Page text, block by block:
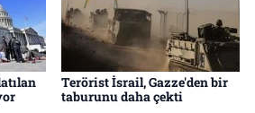
Terörist İsrail, Gazze'den bir
taburunu daha çekti